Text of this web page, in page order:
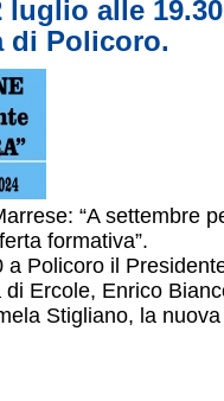
alle
di Policoro.
“A settembre
formativa”.
a Policoro il
Ercole, Enrico
Stigliano, la